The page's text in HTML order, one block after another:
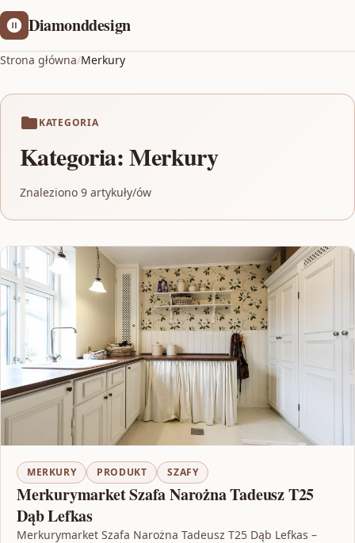
Diamonddesign
Strona główna/Merkury
KATEGORIA
Kategoria:Merkury
Znaleziono 9 artykuły/ów
MERKURY PRODUKT SZAFY
Merkurymarket Szafa Narożna Tadeusz T25
Dąb Lefkas
Merkurymarket Szafa Narożna Tadeusz T25 Dąb Lefkas –